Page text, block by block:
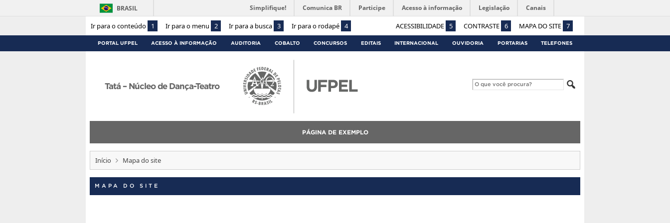
Ir para o conteúdo 1 Ir para o menu 2 Ir para a busca 3 Ir para o rodapé 4 ACESSIBILIDADE 5 CONTRASTE 6 MAPA DO SITE 7
BRASIL Simplifique! Comunica BR Participe Acesso à informação Legislação Canais
PORTAL UFPEL ACESSO À INFORMAÇÃO AUDITORIA COBALTO CONCURSOS EDITAIS INTERNACIONAL OUVIDORIA PORTARIAS TELEFONES
Tatá – Núcleo de Dança-Teatro
PÁGINA DE EXEMPLO
Início Mapa do site
MAPA DO SITE